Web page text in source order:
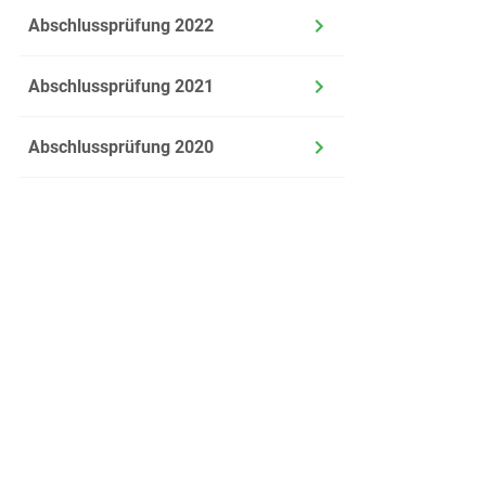
Abschlussprüfung 2022
Abschlussprüfung 2021
Abschlussprüfung 2020
Für
Zwei